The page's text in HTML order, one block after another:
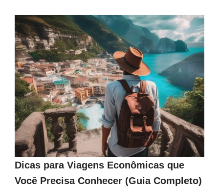
Dicas para Viagens Econômicas que
Você Precisa Conhecer (Guia Completo)